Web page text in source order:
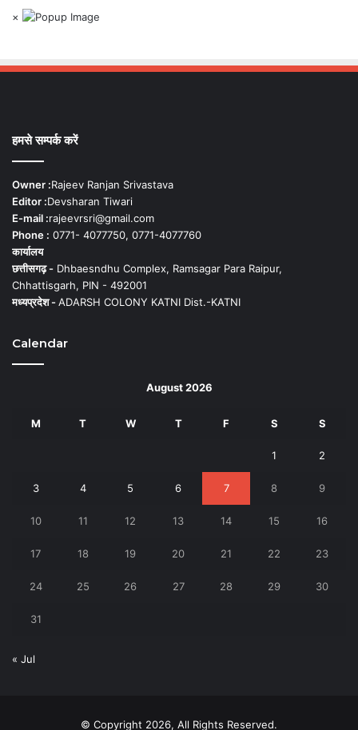
×
हमसे सम्पर्क करें
Owner :Rajeev Ranjan Srivastava
Editor :Devsharan Tiwari
E-mail :rajeevrsri@gmail.com
Phone : 0771- 4077750, 0771-4077760
कार्यालय
छत्तीसगढ़ - Dhbaesndhu Complex, Ramsagar Para Raipur,
Chhattisgarh, PIN - 492001
मध्यप्रदेश -ADARSH COLONY KATNI Dist.-KATNI
Calendar
August 2026
M T W T F S S
1 2
3 4 5 6 7 8 9
10 11 12 13 14 15 16
17 18 19 20 21 22 23
24 25 26 27 28 29 30
31
« Jul
© Copyright 2026, All Rights Reserved.